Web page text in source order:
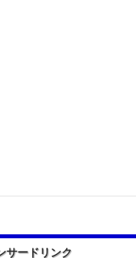
サードリンク